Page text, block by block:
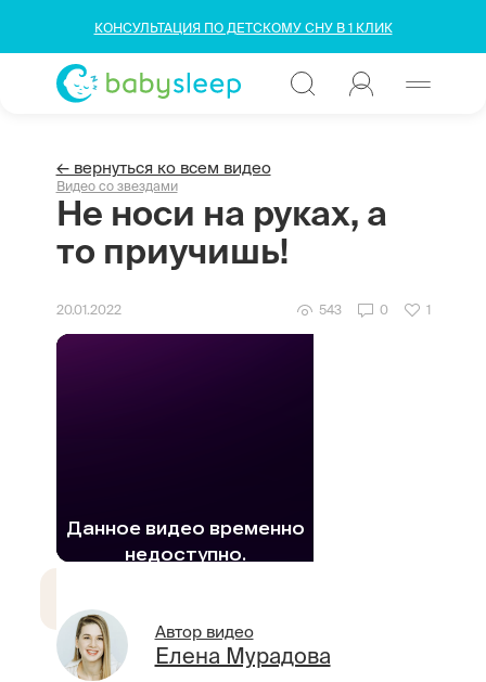
КОНСУЛЬТАЦИЯ ПО ДЕТСКОМУ СНУ В 1 КЛИК
← вернуться ко всем видео
Видео со звездами
Не носи на руках, а
то приучишь!
20.01.2022 543 0 1
Автор видео
Елена Мурадова